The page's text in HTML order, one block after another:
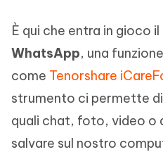
È qui che entra in gioco il
WhatsApp, una
come Tenorshare
strumento ci permette
quali chat, foto, video o
salvare sul nostro